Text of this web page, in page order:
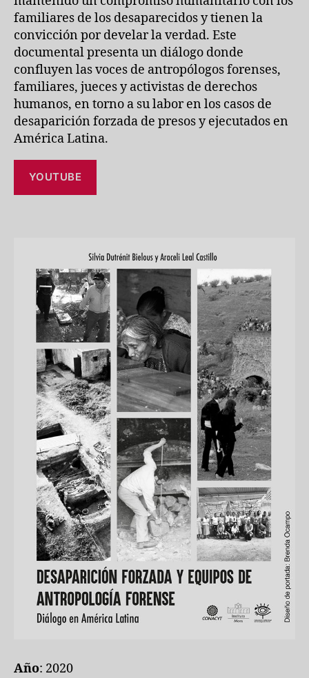
familiares de los desaparecidos y tienen la
convicción por develar la verdad. Este
documental presenta un diálogo donde
confluyen las voces de antropólogos forenses,
familiares, jueces y activistas de derechos
humanos, en torno a su labor en los casos de
desaparición forzada de presos y ejecutados en
América Latina.
YOUTUBE
Año: 2020